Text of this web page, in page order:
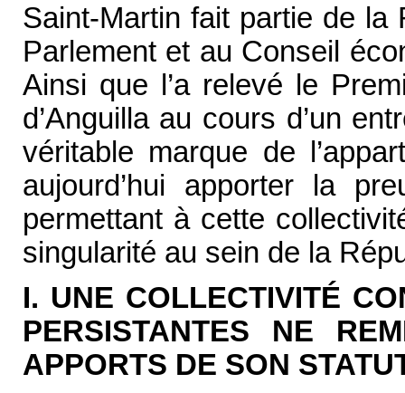
Saint-Martin fait partie de la
Parlement et au Conseil
Ainsi que l’a relevé le
d’Anguilla au cours d’un
véritable marque de
aujourd’hui apporter la
permettant à cette
singularité au sein de la
I. UNE COLLECTIVITÉ
PERSISTANTES NE
APPORTS DE SON